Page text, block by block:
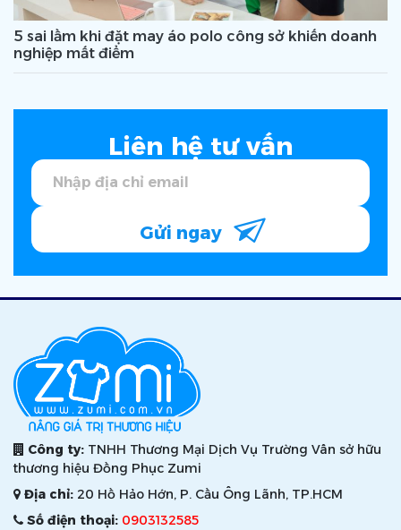
5 sai lầm khi đặt may áo polo công sở khiến doanh
nghiệp mất điểm
Liên hệ tư vấn
Gửi ngay
Công ty: TNHH Thương Mại Dịch Vụ Trường Vân sở hữu
thương hiệu Đồng Phục Zumi
Địa chỉ: 20 Hồ Hảo Hớn, P. Cầu Ông Lãnh, TP.HCM
Số điện thoại: 0903132585